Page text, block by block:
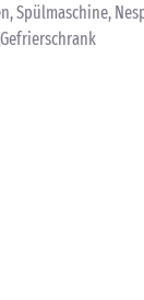
Spülmaschine,